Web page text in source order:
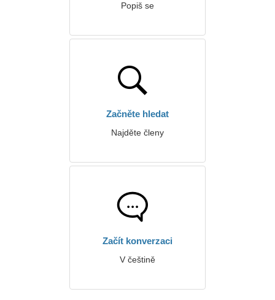
Popiš se
Začněte hledat
Najděte členy
Začít konverzaci
V češtině